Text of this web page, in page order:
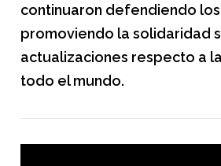
continuaron defendiendo
promoviendo la solidaridad
actualizaciones respecto a
todo el mundo.